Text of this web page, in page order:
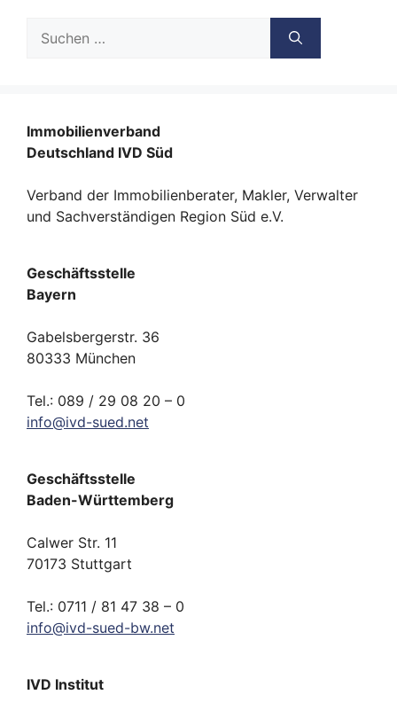
nach:
Immobilienverband
Deutschland IVD Süd
Verband der Immobilienberater, Makler, Verwalter
und Sachverständigen Region Süd e.V.
Geschäftsstelle
Bayern
Gabelsbergerstr. 36
80333 München
Tel.: 089 / 29 08 20 – 0
info@ivd-sued.net
Geschäftsstelle
Baden-Württemberg
Calwer Str. 11
70173 Stuttgart
Tel.: 0711 / 81 47 38 – 0
info@ivd-sued-bw.net
IVD Institut